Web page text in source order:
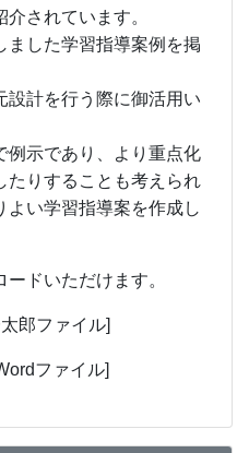
されています。
した学習指導案例を掲
計を行う際に御活用い
示であり、より重点化
たりすることも考えられ
よい学習指導案を作成し
ドいただけます。
郎ファイル]
ファイル]